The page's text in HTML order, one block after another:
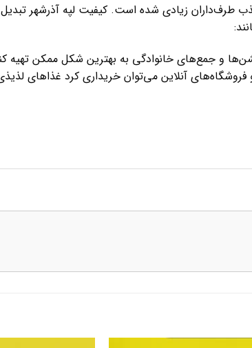
جذب طرف‌داران زیادی شده است. کیفیت لپه آذرشهر
و جمع‌های خانوادگی به بهترین شکل ممکن تهیه
آنلاین می‌توان خریداری کرد غذاهای